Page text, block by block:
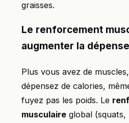
graisses.
Le renforcement
augmenter la
Plus vous avez de
dépensez de calories,
fuyez pas les poids. Le
musculaire global (squats,